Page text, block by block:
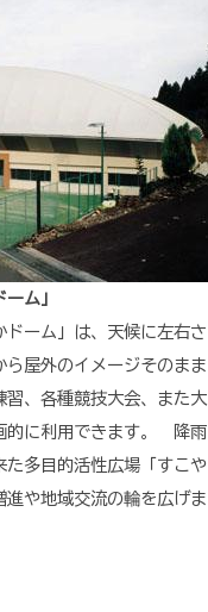
ム」
ーム」は、天候に左右さ
屋外のイメージそのまま
習、各種競技大会、また大
的に利用できます。 降雨
多目的活性広場「すこや
や地域交流の輪を広げま